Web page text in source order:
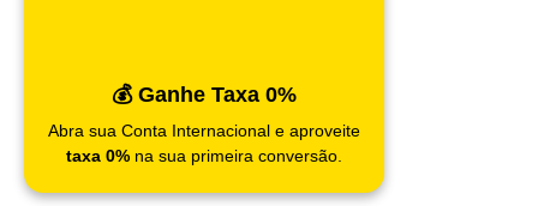
💰 Ganhe Taxa 0%
Abra sua Conta Internacional e aproveite
taxa 0% na sua primeira conversão.